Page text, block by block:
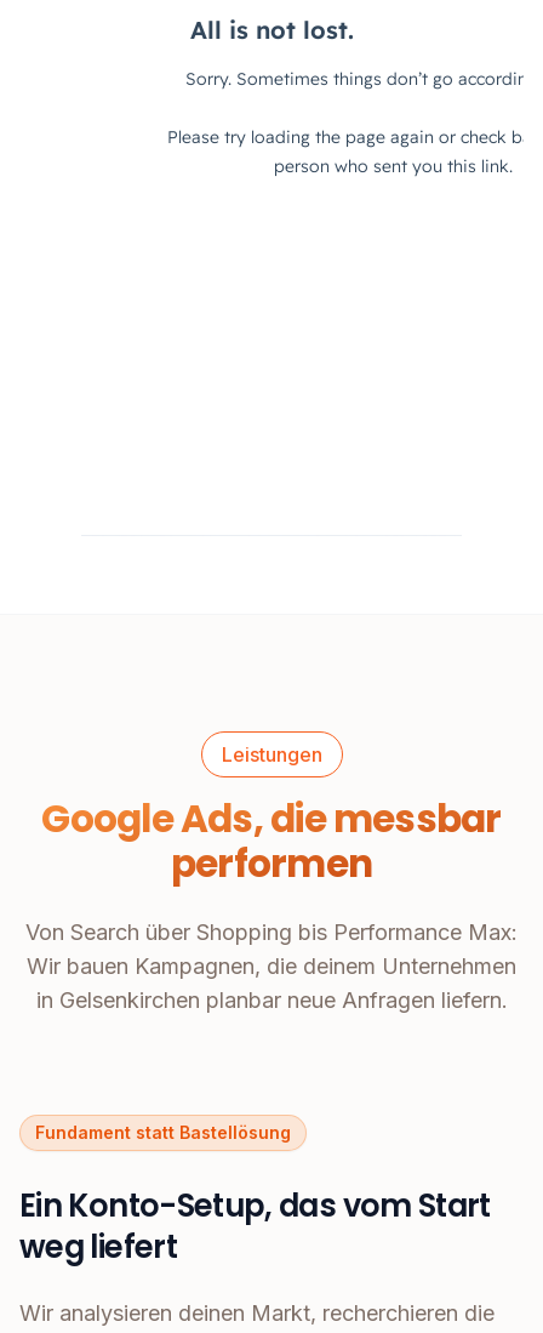
Leistungen
Google Ads, die messbar
performen
Von Search über Shopping bis Performance Max:
Wir bauen Kampagnen, die deinem Unternehmen
in Gelsenkirchen planbar neue Anfragen liefern.
Fundament statt Bastellösung
Ein Konto-Setup, das vom Start
weg liefert
Wir analysieren deinen Markt, recherchieren die